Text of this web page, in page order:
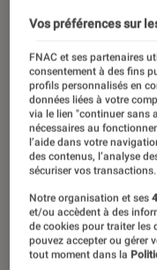
Vos préférences sur
FNAC et ses partenaires
consentement à des fins
profils personnalisés en
données liées à votre
via le lien "continuer sans
nécessaires au
l’aide dans votre
des contenus, l’analyse
sécuriser vos transactions.
Notre organisation et ses
et/ou accèdent à des
de cookies pour traiter les
pouvez accepter ou gérer
tout moment dans la